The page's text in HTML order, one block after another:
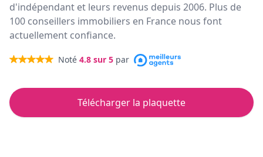
d'indépendant et leurs revenus depuis 2006. Plus de
100 conseillers immobiliers en France nous font
actuellement confiance.
Noté 4.8 sur 5 par
Télécharger la plaquette